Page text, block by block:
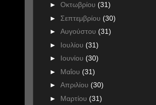
► Οκτωβρίου (31)
► Σεπτεμβρίου (30)
► Αυγούστου (31)
► Ιουλίου (31)
► Ιουνίου (30)
► Μαΐου (31)
► Απριλίου (30)
► Μαρτίου (31)